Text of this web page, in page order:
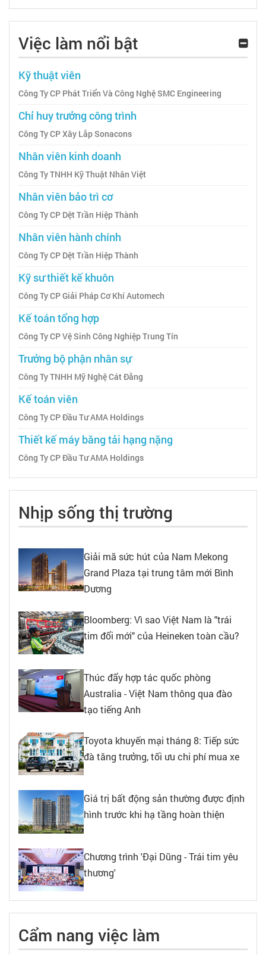
Việc làm nổi bật
Kỹ thuật viên
Công Ty CP Phát Triển Và Công Nghệ SMC Engineering
Chỉ huy trưởng công trình
Công Ty CP Xây Lắp Sonacons
Nhân viên kinh doanh
Công Ty TNHH Kỹ Thuật Nhân Việt
Nhân viên bảo trì cơ
Công Ty CP Dệt Trần Hiệp Thành
Nhân viên hành chính
Công Ty CP Dệt Trần Hiệp Thành
Kỹ sư thiết kế khuôn
Công Ty CP Giải Pháp Cơ Khí Automech
Kế toán tổng hợp
Công Ty CP Vệ Sinh Công Nghiệp Trung Tín
Trưởng bộ phận nhân sự
Công Ty TNHH Mỹ Nghệ Cát Đằng
Kế toán viên
Công Ty CP Đầu Tư AMA Holdings
Thiết kế máy băng tải hạng nặng
Công Ty CP Đầu Tư AMA Holdings
Nhịp sống thị trường
Giải mã sức hút của Nam Mekong
Grand Plaza tại trung tâm mới Bình
Dương
Bloomberg: Vì sao Việt Nam là "trái
tim đổi mới" của Heineken toàn cầu?
Thúc đẩy hợp tác quốc phòng
Australia - Việt Nam thông qua đào
tạo tiếng Anh
Toyota khuyến mại tháng 8: Tiếp sức
đà tăng trưởng, tối ưu chi phí mua xe
Giá trị bất động sản thường được định
hình trước khi hạ tầng hoàn thiện
Chương trình 'Đại Dũng - Trái tim yêu
thương'
Cẩm nang việc làm